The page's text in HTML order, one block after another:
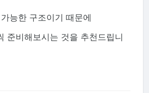
능한 구조이기 때문에
준비해보시는 것을 추천드립니